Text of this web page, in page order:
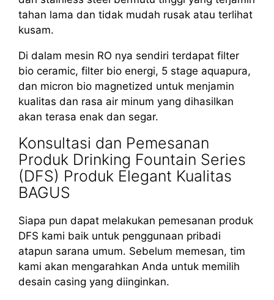
tahan lama dan tidak mudah rusak atau terlihat
kusam.
Di dalam mesin RO nya sendiri terdapat filter
bio ceramic, filter bio energi, 5 stage aquapura,
dan micron bio magnetized untuk menjamin
kualitas dan rasa air minum yang dihasilkan
akan terasa enak dan segar.
Konsultasi dan Pemesanan
Produk Drinking Fountain Series
(DFS) Produk Elegant Kualitas
BAGUS
Siapa pun dapat melakukan pemesanan produk
DFS kami baik untuk penggunaan pribadi
atapun sarana umum. Sebelum memesan, tim
kami akan mengarahkan Anda untuk memilih
desain casing yang diinginkan.